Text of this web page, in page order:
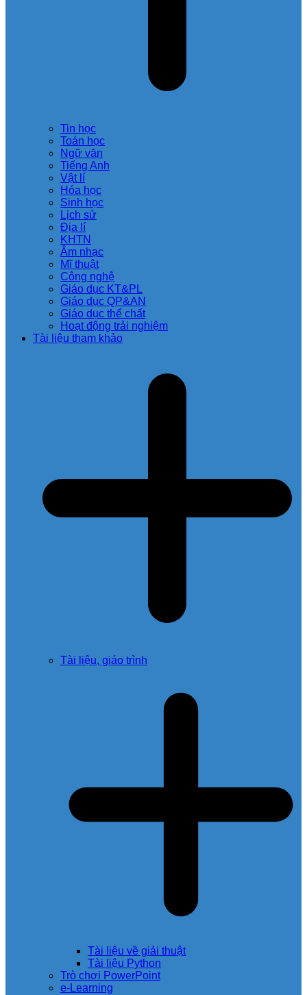
Tin học
Toán học
Ngữ văn
Tiếng Anh
Vật lí
Hóa học
Sinh học
Lịch sử
Địa lí
KHTN
Âm nhạc
Mĩ thuật
Công nghệ
Giáo dục KT&PL
Giáo dục QP&AN
Giáo dục thể chất
Hoạt động trải nghiệm
Tài liệu tham khảo
Tài liệu, giáo trình
Tài liệu về giải thuật
Tài liệu Python
Trò chơi PowerPoint
e-Learning